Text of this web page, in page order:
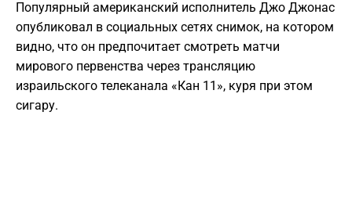
Популярный американский исполнитель Джо Джонас
опубликовал в социальных сетях снимок, на котором
видно, что он предпочитает смотреть матчи
мирового первенства через трансляцию
израильского телеканала «Кан 11», куря при этом
сигару.